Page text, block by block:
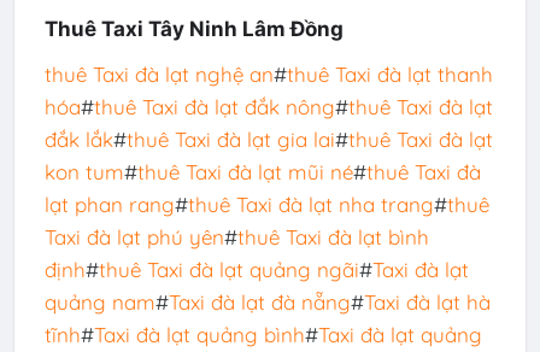
Thuê Taxi Tây Ninh Lâm Đồng
thuê Taxi đà lạt nghệ an#thuê Taxi đà lạt thanh
hóa#thuê Taxi đà lạt đắk nông#thuê Taxi đà lạt
đắk lắk#thuê Taxi đà lạt gia lai#thuê Taxi đà lạt
kon tum#thuê Taxi đà lạt mũi né#thuê Taxi đà
lạt phan rang#thuê Taxi đà lạt nha trang#thuê
Taxi đà lạt phú yên#thuê Taxi đà lạt bình
định#thuê Taxi đà lạt quảng ngãi#Taxi đà lạt
quảng nam#Taxi đà lạt đà nẵng#Taxi đà lạt hà
tĩnh#Taxi đà lạt quảng bình#Taxi đà lạt quảng